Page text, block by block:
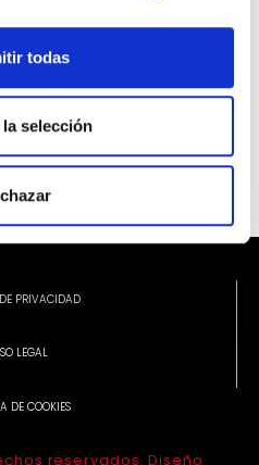
todas
selección
PRIVACIDAD
LEGAL
DE COOKIES
reservados. Diseño